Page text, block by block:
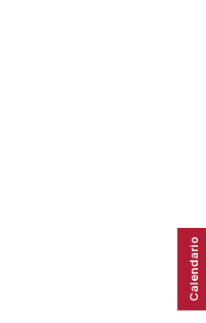
Calendario